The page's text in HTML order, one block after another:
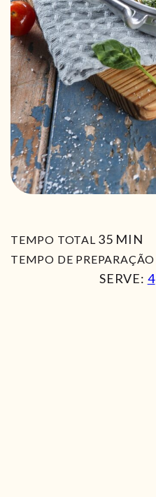
TEMPO TOTAL 35MIN
MIN
TEMPO DE PREPARAÇÃO
SERVE: 4